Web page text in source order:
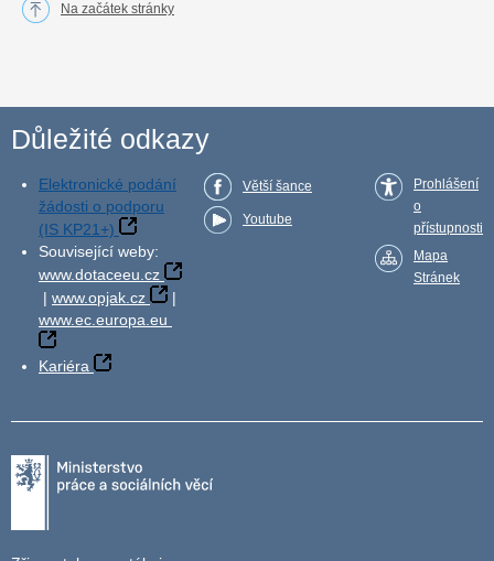
Na začátek stránky
Důležité odkazy
Elektronické podání
žádosti o podporu
(IS KP21+)
Související weby:
www.dotaceeu.cz
| www.opjak.cz
|
www.ec.europa.eu
Kariéra
Větší šance
Youtube
Prohlášení
o
přístupnosti
Mapa
Stránek